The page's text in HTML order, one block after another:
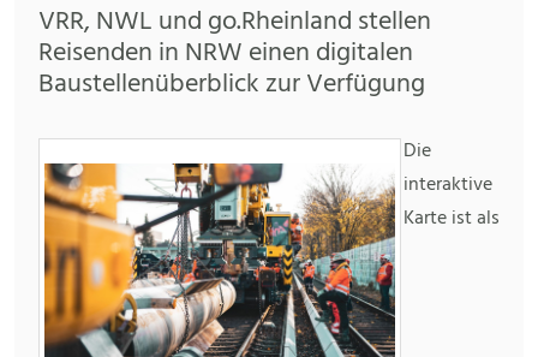
VRR, NWL und go.Rheinland stellen
Reisenden in NRW einen digitalen
Baustellenüberblick zur Verfügung
Die
interaktive
Karte ist als